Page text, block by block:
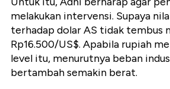
melakukan intervensi. Supaya
terhadap dolar AS tidak tembus
Rp16.500/US$. Apabila rupiah
level itu, menurutnya beban
bertambah semakin berat.